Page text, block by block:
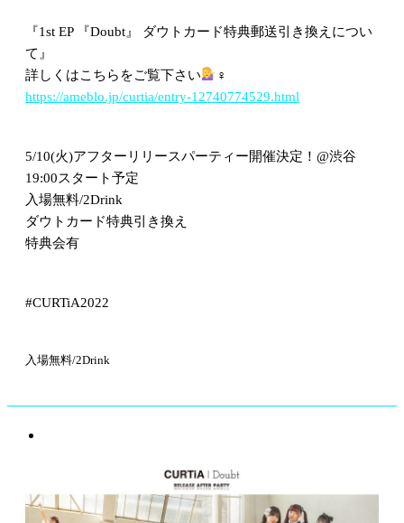
『1st EP 『Doubt』 ダウトカード特典郵送引き換えについ
て』
詳しくはこちらをご覧下さい
‍♀️
https://ameblo.jp/curtia/entry-12740774529.html
5/10(火)アフターリリースパーティー開催決定！@渋谷
19:00スタート予定
入場無料/2Drink
ダウトカード特典引き換え
特典会有
#CURTiA2022
入場無料/2Drink